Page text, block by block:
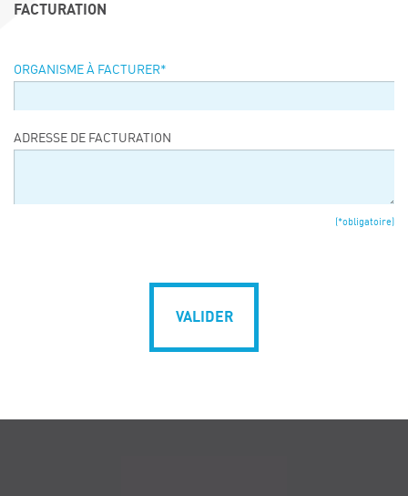
FACTURATION
ORGANISME À FACTURER*
ADRESSE DE FACTURATION
(*obligatoire)
VALIDER